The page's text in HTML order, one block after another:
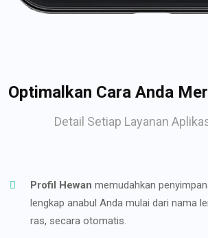
Optimalkan Cara Anda
Detail Setiap Layanan
Profil Hewan memudahkan
lengkap anabul Anda mulai dari nama
ras, secara otomatis.